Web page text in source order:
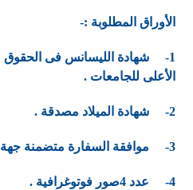
الأوراق المطلوبة :-
1- شهادة الليسانس فى
الأعلى للجامعات .
2- شهادة الميلاد مصدقة .
3- موافقة السفارة متضمنة جهة العمل و التمويل.
4- عدد 4صور فوتوغرافية .